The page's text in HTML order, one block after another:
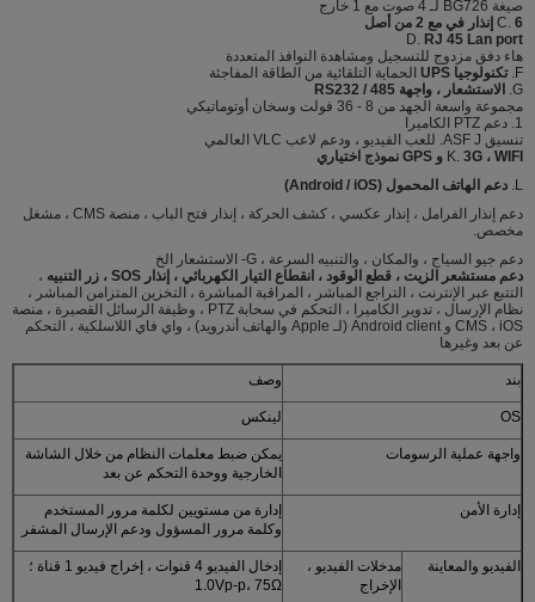
صيغة BG726 لـ 4 صوت مع 1 خارج
C. 6 إنذار في مع 2 من أصل
D. RJ 45 Lan port
هاء دفق مزدوج للتسجيل ومشاهدة النوافذ المتعددة
F. تكنولوجيا UPS
الحماية التلقائية من الطاقة المفاجئة
G. الاستشعار ، واجهة RS232 / 485
مجموعة واسعة الجهد من 8 - 36 فولت وسخان أوتوماتيكي
1. دعم PTZ الكاميرا
تنسيق ASF J. للعب الفيديو ، ودعم لاعب VLC العالمي
K. 3G ، WIFI و GPS نموذج اختياري
L. دعم الهاتف المحمول (Android / iOS)
دعم إنذار الفرامل ، إنذار عكسي ، كشف الحركة ، إنذار فتح الباب ، منصة CMS ، مشغل
مخصص.
دعم جيو السياج ، والمكان ، والتنبيه السرعة ، G- الاستشعار الخ
دعم مستشعر الزيت ، قطع الوقود ، انقطاع التيار الكهربائي ، إنذار SOS ، زر التنبيه
،
التتبع عبر الإنترنت ، التراجع المباشر ، المراقبة المباشرة ، التخزين المتزامن المباشر ،
نظام الإرسال ، تدوير الكاميرا ، التحكم في سحابة PTZ ، وظيفة الرسائل القصيرة ، منصة
CMS ، iOS و Android client (لـ Apple والهاتف أندرويد) ، واي فاي اللاسلكية ، التحكم
عن بعد وغيرها
بند وصف
OS لينكس
واجهة عملية الرسومات
يمكن ضبط معلمات النظام من خلال الشاشة
الخارجية ووحدة التحكم عن بعد
إدارة الأمن
إدارة من مستويين لكلمة مرور المستخدم
وكلمة مرور المسؤول ودعم الإرسال المشفر
الفيديو والمعاينة
مدخلات الفيديو ،
الإخراج
إدخال الفيديو 4 قنوات ، إخراج فيديو 1 قناة ؛
1.0Vp-p، 75Ω